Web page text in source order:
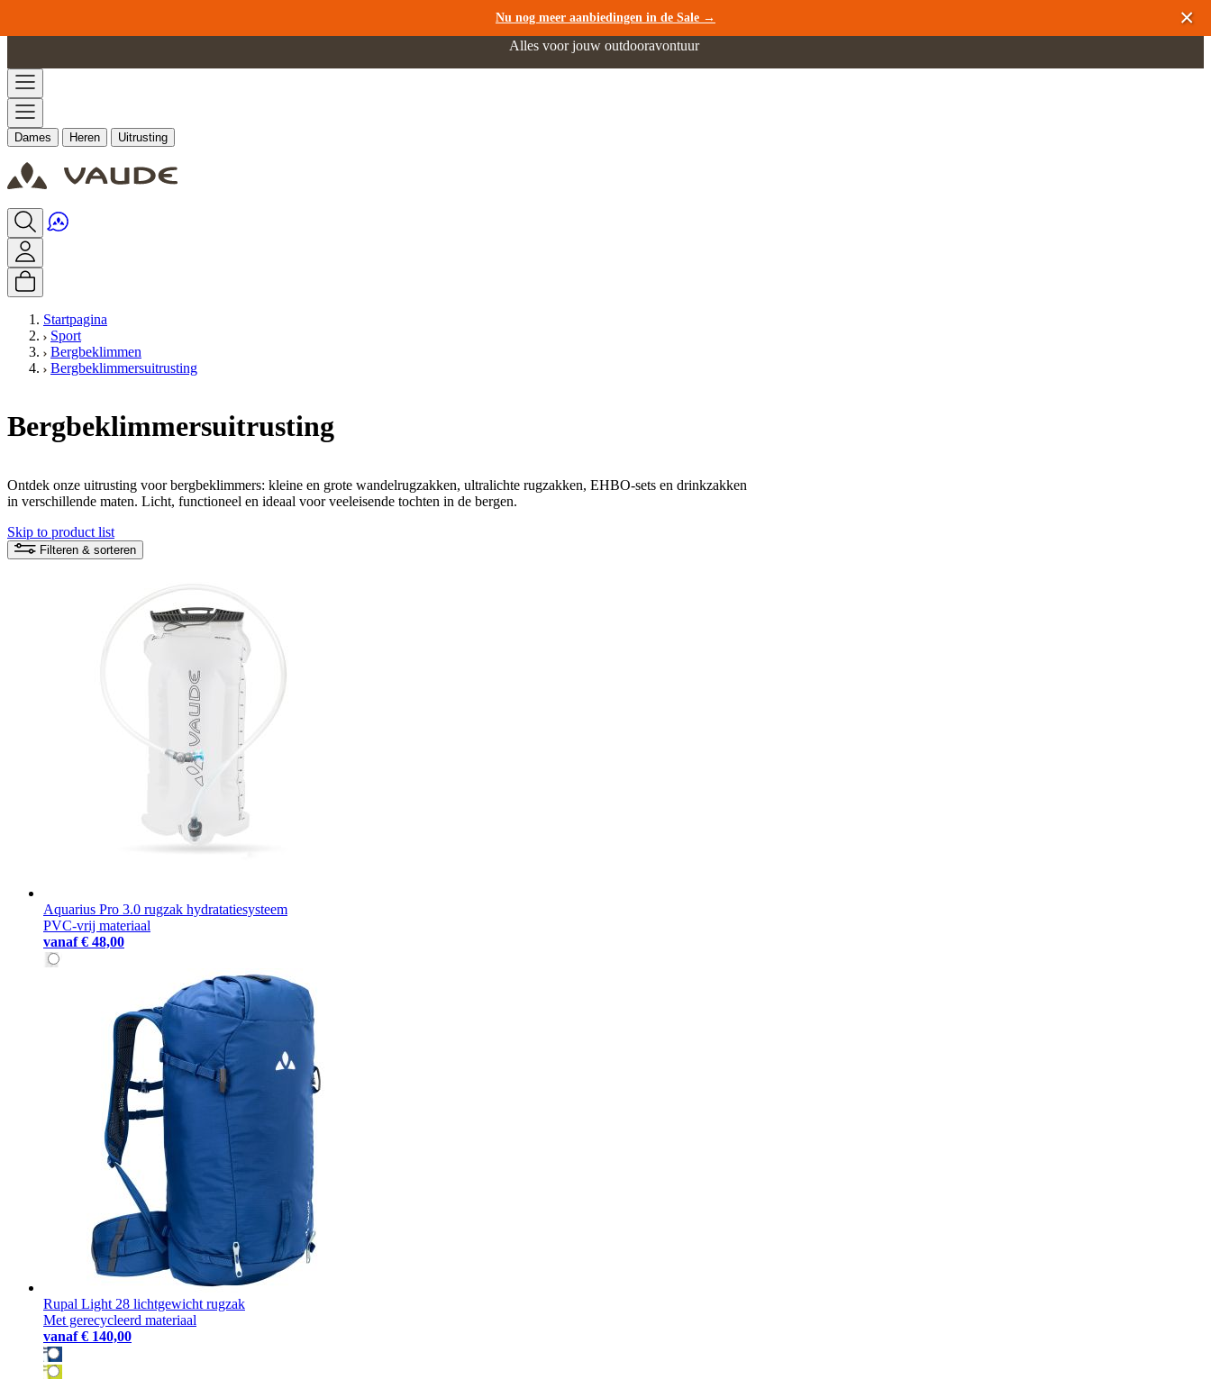
Nu nog meer aanbiedingen in de Sale →
Alles voor jouw outdooravontuur
Dames Heren Uitrusting
Startpagina
Sport
Bergbeklimmen
Bergbeklimmersuitrusting
Bergbeklimmersuitrusting
Ontdek onze uitrusting voor bergbeklimmers: kleine en grote wandelrugzakken, ultralichte rugzakken, EHBO-sets en drinkzakken
in verschillende maten. Licht, functioneel en ideaal voor veeleisende tochten in de bergen.
Skip to product list
Filteren & sorteren
Aquarius Pro 3.0 rugzak hydratatiesysteem
PVC-vrij materiaal
vanaf € 48,00
Rupal Light 28 lichtgewicht rugzak
Met gerecycleerd materiaal
vanaf € 140,00